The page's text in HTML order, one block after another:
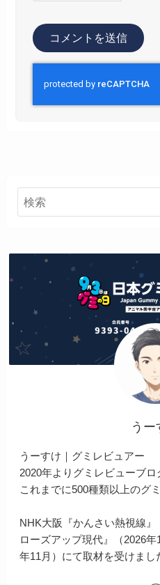
うー
うーすけ｜グミレビュアー
2020年よりグミレビューブロ
これまでに500種類以上のグ
NHK大阪『かんさい熱視線
ローズアップ現代』（2026
年11月）にて取材を受けまし